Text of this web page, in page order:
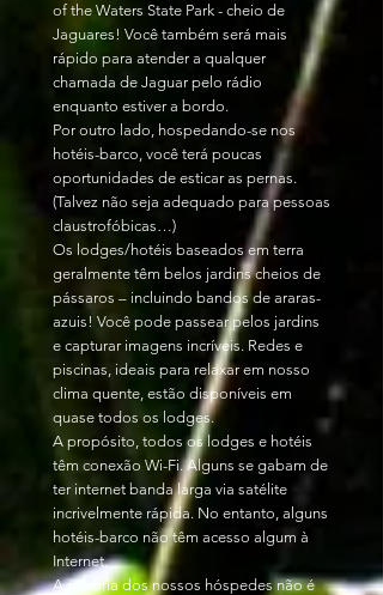
of the Waters State Park - cheio de
Jaguares! Você também será mais
rápido para atender a qualquer
chamada de Jaguar pelo rádio
enquanto estiver a bordo.
Por outro lado, hospedando-se nos
hotéis-barco, você terá poucas
oportunidades de esticar as pernas.
(Talvez não seja adequado para pessoas
claustrofóbicas…)
Os lodges/hotéis baseados em terra
geralmente têm belos jardins cheios de
pássaros – incluindo bandos de araras-
azuis! Você pode passear pelos jardins
e capturar imagens incríveis. Redes e
piscinas, ideais para relaxar em nosso
clima quente, estão disponíveis em
quase todos os lodges.
A propósito, todos os lodges e hotéis
têm conexão Wi-Fi. Alguns se gabam de
ter internet banda larga via satélite
incrivelmente rápida. No entanto, alguns
hotéis-barco não têm acesso algum à
Internet.
A maioria dos nossos hóspedes não é